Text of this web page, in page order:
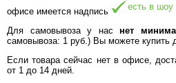
офисе имеется надпись
есть в шоу
Для самовывоза у нас нет
самовывоза: 1 руб.) Вы можете купить
Если товара сейчас нет в офисе,
от 1 до 14 дней.